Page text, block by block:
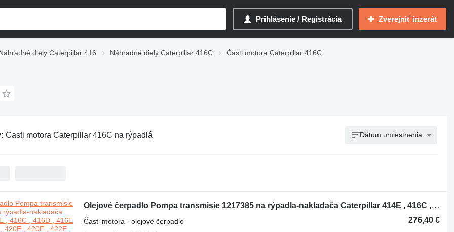
Prihlásenie / Registrácia Zverejniť inzerát
diely Caterpillar 416 Náhradné diely Caterpillar 416C
Časti motora Caterpillar 416C
Časti motora Caterpillar 416C na rýpadlá Dátum umiestnenia
Olejové čerpadlo Pompa transmisie 1217385 na rýpadla-nakladača Caterpillar 414E , 416C , 416D , 416E , 416F , 420D , 420E , 420F , 422E , 422F , 424B , 424B HD , 424D , 426C , 428C , 428D , 428E , 428F , 430D , 430E , 430F , 432D , 432E , 432F , 434E , 434F , 436C , 438C , 438D , 442D , 442E , 444E , 444F
276,40 €
Časti motora - olejové čerpadlo